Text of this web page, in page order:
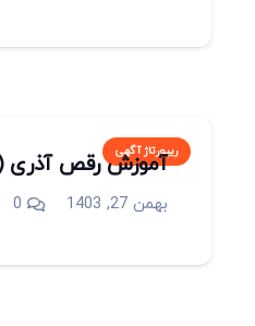
ریپورتاژ آگهی
آموزش رقص آذری
بهمن 27, 1403 0